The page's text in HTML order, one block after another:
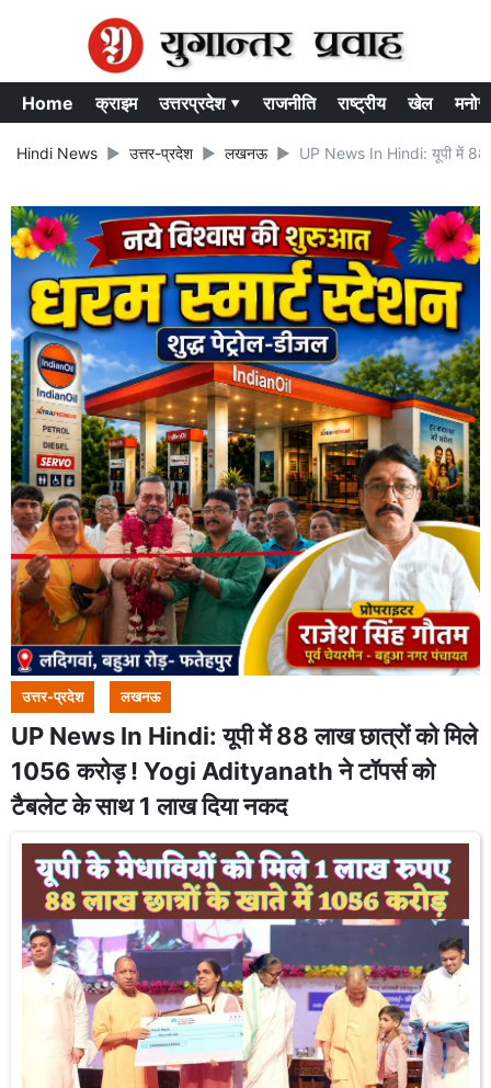
Home क्राइम उत्तरप्रदेश ▾ राजनीति राष्ट्रीय खेल
Hindi News उत्तर-प्रदेश लखनऊ UP News In Hindi: यूपी में 88
उत्तर-प्रदेश लखनऊ
UP News In Hindi: यूपी में 88 लाख छात्रों को मिले
1056 करोड़ ! Yogi Adityanath ने टॉपर्स को
टैबलेट के साथ 1 लाख दिया नकद